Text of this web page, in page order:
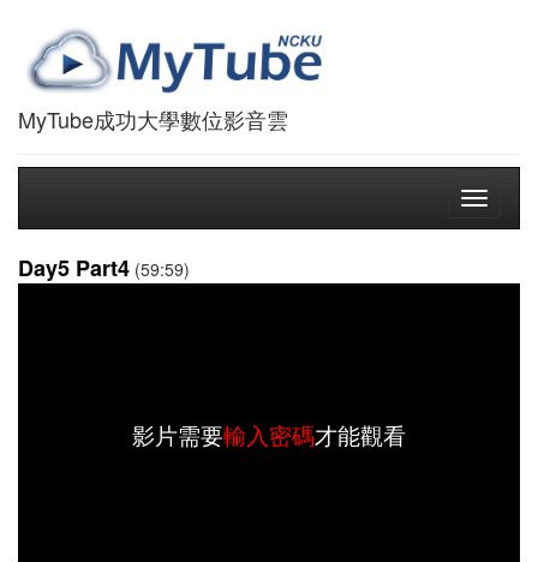
MyTube成功大學數位影音雲
Toggle
Day5 Part4 (59:59)
影片需要輸入密碼才能觀看